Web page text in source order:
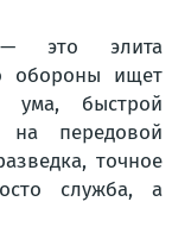
— это элита
обороны ищет
ума, быстрой
на передовой
точное
служба, а